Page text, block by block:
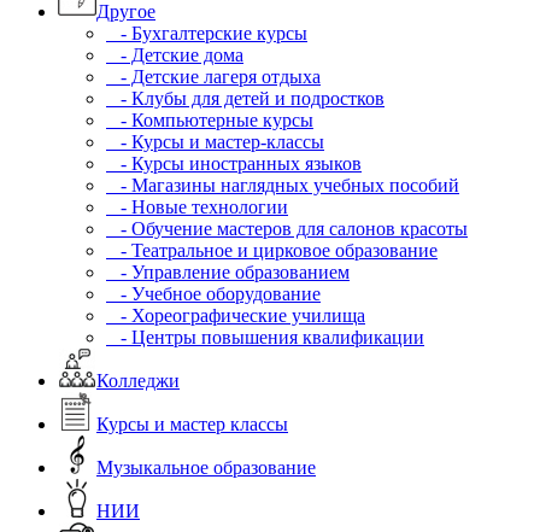
Другое
- Бухгалтерские курсы
- Детские дома
- Детские лагеря отдыха
- Клубы для детей и подростков
- Компьютерные курсы
- Курсы и мастер-классы
- Курсы иностранных языков
- Магазины наглядных учебных пособий
- Новые технологии
- Обучение мастеров для салонов красоты
- Театральное и цирковое образование
- Управление образованием
- Учебное оборудование
- Хореографические училища
- Центры повышения квалификации
Колледжи
Курсы и мастер классы
Музыкальное образование
НИИ